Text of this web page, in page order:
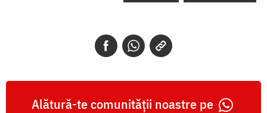
Alătură-te comunității noastre pe